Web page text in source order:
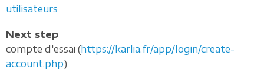
utilisateurs
Next step
compte d'essai (https://karlia.fr/app/login/create-
account.php)